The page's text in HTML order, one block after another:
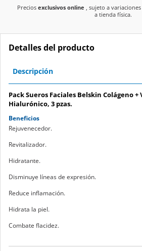
Precios exclusivos online , sujeto a
a tienda física.
Detalles del producto
Descripción
Pack Sueros Faciales Belskin Colágeno +
Hialurónico, 3 pzas.
Beneficios
Rejuvenecedor.
Revitalizador.
Hidratante.
Disminuye líneas de expresión.
Reduce inflamación.
Hidrata la piel.
Combate flacidez.